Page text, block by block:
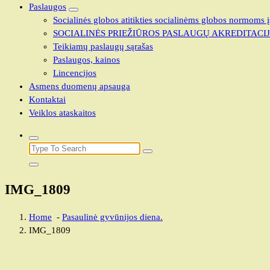
Paslaugos
Socialinės globos atitikties socialinėms globos normoms
SOCIALINĖS PRIEŽIŪROS PASLAUGŲ
Teikiamų paslaugų sąrašas
Paslaugos, kainos
Lincencijos
Asmens duomenų apsauga
Kontaktai
Veiklos ataskaitos
IMG_1809
Home - Pasaulinė gyvūnijos diena.
IMG_1809